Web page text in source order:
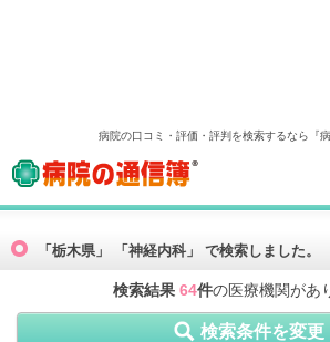
病院の口コミ・評価・評判を検索するなら『病
病院の通信簿
「栃木県」 「神経内科」 で検索しました。
検索結果 64件の医療機関があ
検索条件を変更